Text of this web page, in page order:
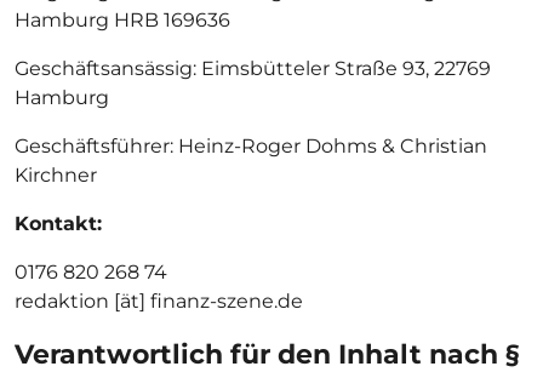
Hamburg HRB 169636
Geschäftsansässig: Eimsbütteler Straße 93, 22769
Hamburg
Geschäftsführer: Heinz-Roger Dohms & Christian
Kirchner
Kontakt:
0176 820 268 74‬
redaktion [ät] finanz-szene.de
Verantwortlich für den Inhalt nach §